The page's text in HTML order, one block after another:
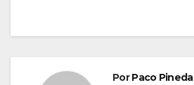
PorPaco Pineda